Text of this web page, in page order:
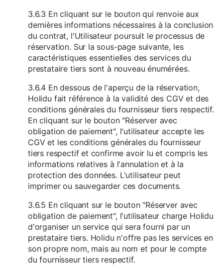
3.6.3 En cliquant sur le bouton qui renvoie aux
dernières informations nécessaires à la conclusion
du contrat, l'Utilisateur poursuit le processus de
réservation. Sur la sous-page suivante, les
caractéristiques essentielles des services du
prestataire tiers sont à nouveau énumérées.
3.6.4 En dessous de l'aperçu de la réservation,
Holidu fait référence à la validité des CGV et des
conditions générales du fournisseur tiers respectif.
En cliquant sur le bouton "Réserver avec
obligation de paiement", l'utilisateur accepte les
CGV et les conditions générales du fournisseur
tiers respectif et confirme avoir lu et compris les
informations relatives à l'annulation et à la
protection des données. L'utilisateur peut
imprimer ou sauvegarder ces documents.
3.6.5 En cliquant sur le bouton "Réserver avec
obligation de paiement", l'utilisateur charge Holidu
d'organiser un service qui sera fourni par un
prestataire tiers. Holidu n'offre pas les services en
son propre nom, mais au nom et pour le compte
du fournisseur tiers respectif.